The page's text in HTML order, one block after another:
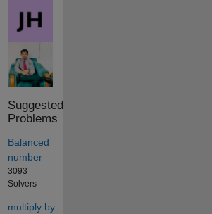
Suggested
Problems
Balanced
number
3093
Solvers
multiply by